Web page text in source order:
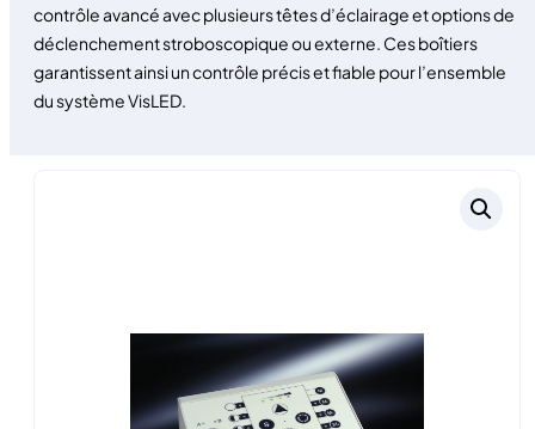
contrôle avancé avec plusieurs têtes d’éclairage et options de
déclenchement stroboscopique ou externe. Ces boîtiers
garantissent ainsi un contrôle précis et fiable pour l’ensemble
du système VisLED.